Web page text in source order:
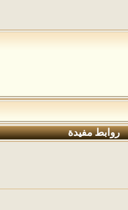
روابط مفيدة